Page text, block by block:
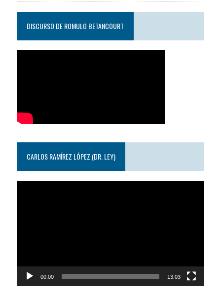
DISCURSO DE ROMULO BETANCOURT
CARLOS RAMÍREZ LÓPEZ (DR. LEY)
00:00 13:03